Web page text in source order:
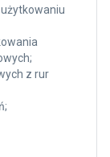
z rur